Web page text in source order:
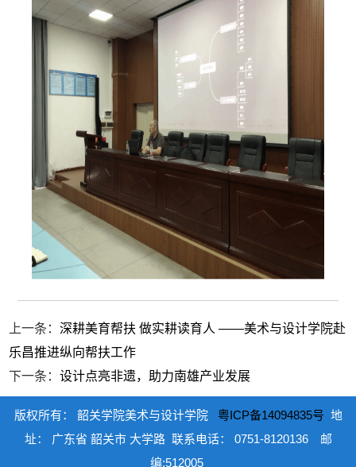
上一条：深耕美育帮扶 做实耕读育人 ——美术与设计学院赴
乐昌推进纵向帮扶工作
下一条：设计点亮非遗，助力南雄产业发展
版权所有： 韶关学院美术与设计学院 粤ICP备14094835号 地
址： 广东省 韶关市 大学路 联系电话： 0751-8120136邮
编:512005